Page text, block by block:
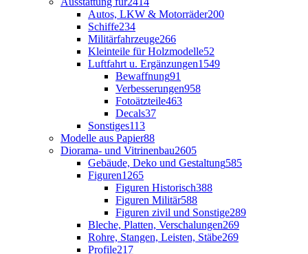
Autos, LKW & Motorräder200
Schiffe234
Militärfahrzeuge266
Kleinteile für Holzmodelle52
Luftfahrt u. Ergänzungen1549
Bewaffnung91
Verbesserungen958
Fotoätzteile463
Decals37
Sonstiges113
Modelle aus Papier88
Diorama- und Vitrinenbau2605
Gebäude, Deko und Gestaltung585
Figuren1265
Figuren Historisch388
Figuren Militär588
Figuren zivil und Sonstige289
Bleche, Platten, Verschalungen269
Rohre, Stangen, Leisten, Stäbe269
Profile217